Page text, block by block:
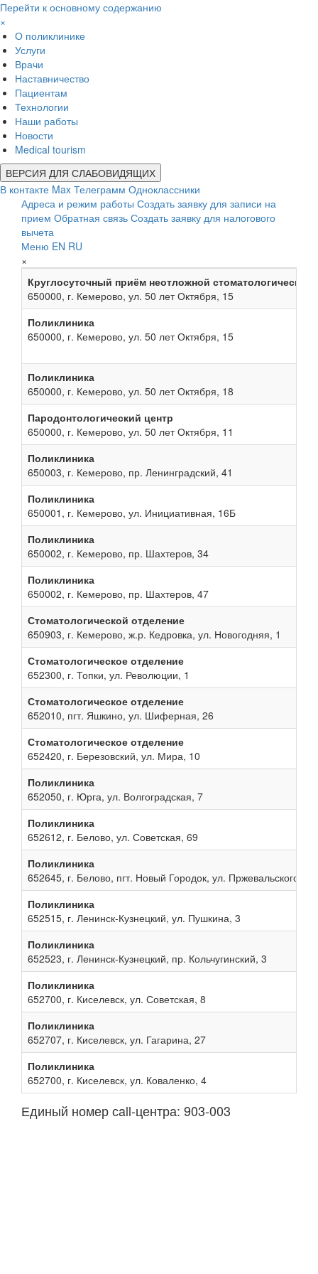
Перейти к основному содержанию
×
О поликлинике
Услуги
Врачи
Наставничество
Пациентам
Технологии
Наши работы
Новости
Medical tourism
ВЕРСИЯ ДЛЯ СЛАБОВИДЯЩИХ
В контакте Max Телеграмм Одноклассники
Адреса и режим работы Создать заявку для записи на
прием Обратная связь Создать заявку для налогового
вычета
Меню EN RU
×
Круглосуточный приём неотложной
650000, г. Кемерово, ул. 50 лет Октября, 15
Поликлиника
650000, г. Кемерово, ул. 50 лет Октября, 15
Поликлиника
650000, г. Кемерово, ул. 50 лет Октября, 18
Пародонтологический центр
650000, г. Кемерово, ул. 50 лет Октября, 11
Поликлиника
650003, г. Кемерово, пр. Ленинградский, 41
Поликлиника
650001, г. Кемерово, ул. Инициативная, 16Б
Поликлиника
650002, г. Кемерово, пр. Шахтеров, 34
Поликлиника
650002, г. Кемерово, пр. Шахтеров, 47
Стоматологической отделение
650903, г. Кемерово, ж.р. Кедровка, ул. Новогодняя, 1
Стоматологическое отделение
652300, г. Топки, ул. Революции, 1
Стоматологическое отделение
652010, пгт. Яшкино, ул. Шиферная, 26
Стоматологическое отделение
652420, г. Березовский, ул. Мира, 10
Поликлиника
652050, г. Юрга, ул. Волгоградская, 7
Поликлиника
652612, г. Белово, ул. Советская, 69
Поликлиника
652645, г. Белово, пгт. Новый Городок, ул. Пржевальского, 13
Поликлиника
652515, г. Ленинск-Кузнецкий, ул. Пушкина, 3
Поликлиника
652523, г. Ленинск-Кузнецкий, пр. Кольчугинский, 3
Поликлиника
652700, г. Киселевск, ул. Советская, 8
Поликлиника
652707, г. Киселевск, ул. Гагарина, 27
Поликлиника
652700, г. Киселевск, ул. Коваленко, 4
Единый номер сall-центра: 903-003